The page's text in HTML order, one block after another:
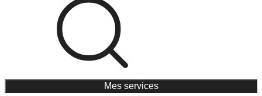
Mes services